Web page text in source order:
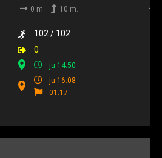
0 m 10 m.
102 / 102
0
ju 14:50
ju 16:08
01:17